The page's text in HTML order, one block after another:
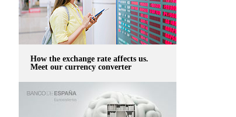
How the exchange rate affects us.
Meet our currency converter